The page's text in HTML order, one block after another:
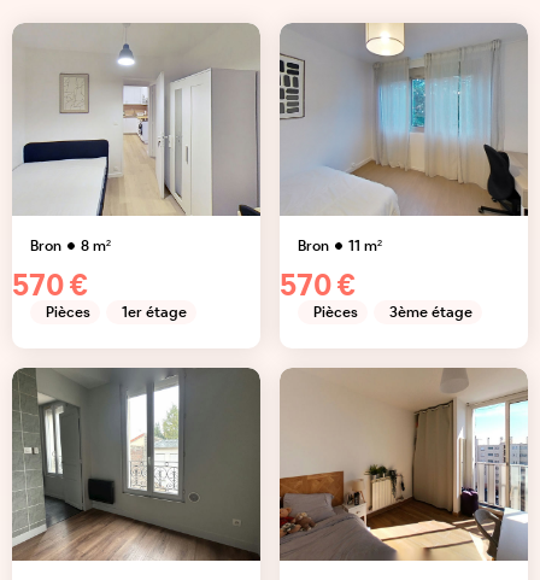
Bron 8m²
570 €
Pièces 1er étage
Bron 11 m²
570 €
Pièces 3ème étage